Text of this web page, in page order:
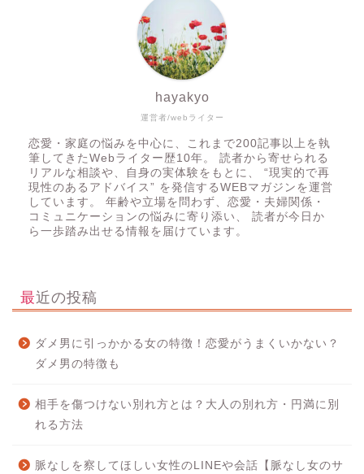
運営者/webライター
hayakyo
恋愛・家庭の悩みを中心に、これまで200記事以上を執
筆してきたWebライター歴10年。 読者から寄せられる
リアルな相談や、自身の実体験をもとに、 “現実的で再
現性のあるアドバイス” を発信するWEBマガジンを運営
しています。 年齢や立場を問わず、恋愛・夫婦関係・
コミュニケーションの悩みに寄り添い、 読者が今日か
ら一歩踏み出せる情報を届けています。
最近の投稿
ダメ男に引っかかる女の特徴！恋愛がうまくいかない？
ダメ男の特徴も
相手を傷つけない別れ方とは？大人の別れ方・円満に別
れる方法
脈なしを察してほしい女性のLINEや会話【脈なし女のサ